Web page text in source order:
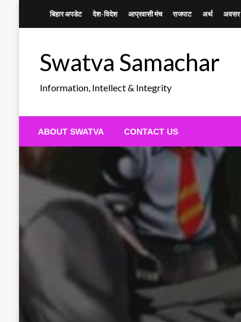
बिहार अपडेट देश-विदेश आप्रवासी मंच राजपाट अर्थ अवसर
Swatva Samachar
Information, Intellect & Integrity
ABOUT SWATVA CONTACT US